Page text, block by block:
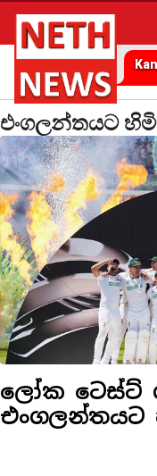
එංගලන්තයට
ලෝක ටෙස්ට්
එංගලන්තයට